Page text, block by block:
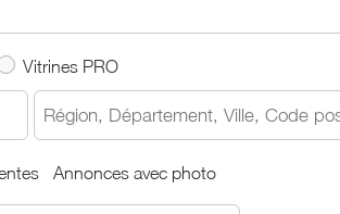
Vitrines PRO
Annonces avec photo